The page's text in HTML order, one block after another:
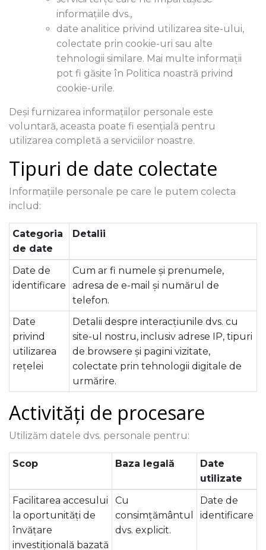
informațiile dvs.,
date analitice privind utilizarea site-ului,
colectate prin cookie-uri sau alte
tehnologii similare. Mai multe informații
pot fi găsite în Politica noastră privind
cookie-urile.
Deși furnizarea informațiilor personale este
voluntară, aceasta poate fi esențială pentru
utilizarea completă a serviciilor noastre.
Tipuri de date colectate
Informațiile personale pe care le putem colecta
includ:
Categoria
de date
Detalii
Date de
identificare
Cum ar fi numele și prenumele,
adresa de e-mail și numărul de
telefon.
Date
privind
utilizarea
rețelei
Detalii despre interacțiunile dvs. cu
site-ul nostru, inclusiv adrese IP, tipuri
de browsere și pagini vizitate,
colectate prin tehnologii digitale de
urmărire.
Activități de procesare
Utilizăm datele dvs. personale pentru:
Scop Baza legală
Date
utilizate
Facilitarea accesului
la oportunități de
învățare
investițională bazată
Cu
consimțământul
dvs. explicit.
Date de
identificare